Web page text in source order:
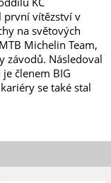
první vítězství v
na světových
Michelin Team,
závodů. Následoval
členem BIG
se také stal